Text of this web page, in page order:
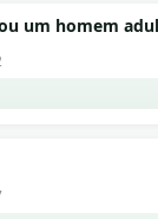
um homem